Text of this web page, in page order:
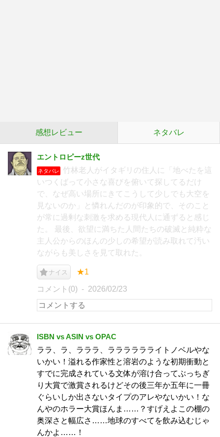
感想レビュー ネタバレ
エントロピーz世代
ネタバレ
竹林老人がイタギリの住人に「地べたを這
いつくばって小さな喜びを俯いて探してるだけ
で、なぜ高い場所にきてこうして少しでも大空を
見ないのか」と憐れんだのが印象的で、そのこと
が常に過剰な刺激を求める現代人に通ずると感じ
た。 最後、欲望に満ちた人間たちの破滅と純粋な
主人公からのほんの少しの希望が読み取れて汚い
ながらも美しさを見て取れた。
ナイス ★1
コメント(0) 2026/02/23
ISBN vs ASIN vs OPAC
ララ、ラ、ラララ、ラララララライトノベルやな
いかい！溢れる作家性と溶岩のような初期衝動と
すでに完成されている文体が溶け合ってぶっちぎ
り大賞で激賞されるけどその後三年か五年に一冊
ぐらいしか出さないタイプのアレやないかい！な
んやのホラー大賞ほんま……？すげえよこの棚の
奥深さと幅広さ……地球のすべてを飲み込むじゃ
んかよ……！